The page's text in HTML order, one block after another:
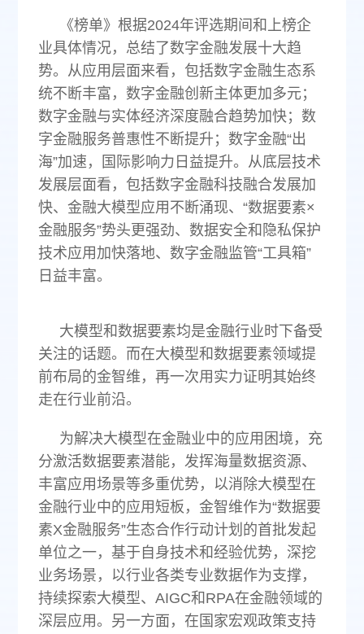
《榜单》根据2024年评选期间和上榜企
业具体情况，总结了数字金融发展十大趋
势。从应用层面来看，包括数字金融生态系
统不断丰富，数字金融创新主体更加多元；
数字金融与实体经济深度融合趋势加快；数
字金融服务普惠性不断提升；数字金融“出
海”加速，国际影响力日益提升。从底层技术
发展层面看，包括数字金融科技融合发展加
快、金融大模型应用不断涌现、“数据要素×
金融服务”势头更强劲、数据安全和隐私保护
技术应用加快落地、数字金融监管“工具箱”
日益丰富。
大模型和数据要素均是金融行业时下备受
关注的话题。而在大模型和数据要素领域提
前布局的金智维，再一次用实力证明其始终
走在行业前沿。
为解决大模型在金融业中的应用困境，充
分激活数据要素潜能，发挥海量数据资源、
丰富应用场景等多重优势，以消除大模型在
金融行业中的应用短板，金智维作为“数据要
素X金融服务”生态合作行动计划的首批发起
单位之一，基于自身技术和经验优势，深挖
业务场景，以行业各类专业数据作为支撑，
持续探索大模型、AIGC和RPA在金融领域的
深层应用。另一方面，在国家宏观政策支持